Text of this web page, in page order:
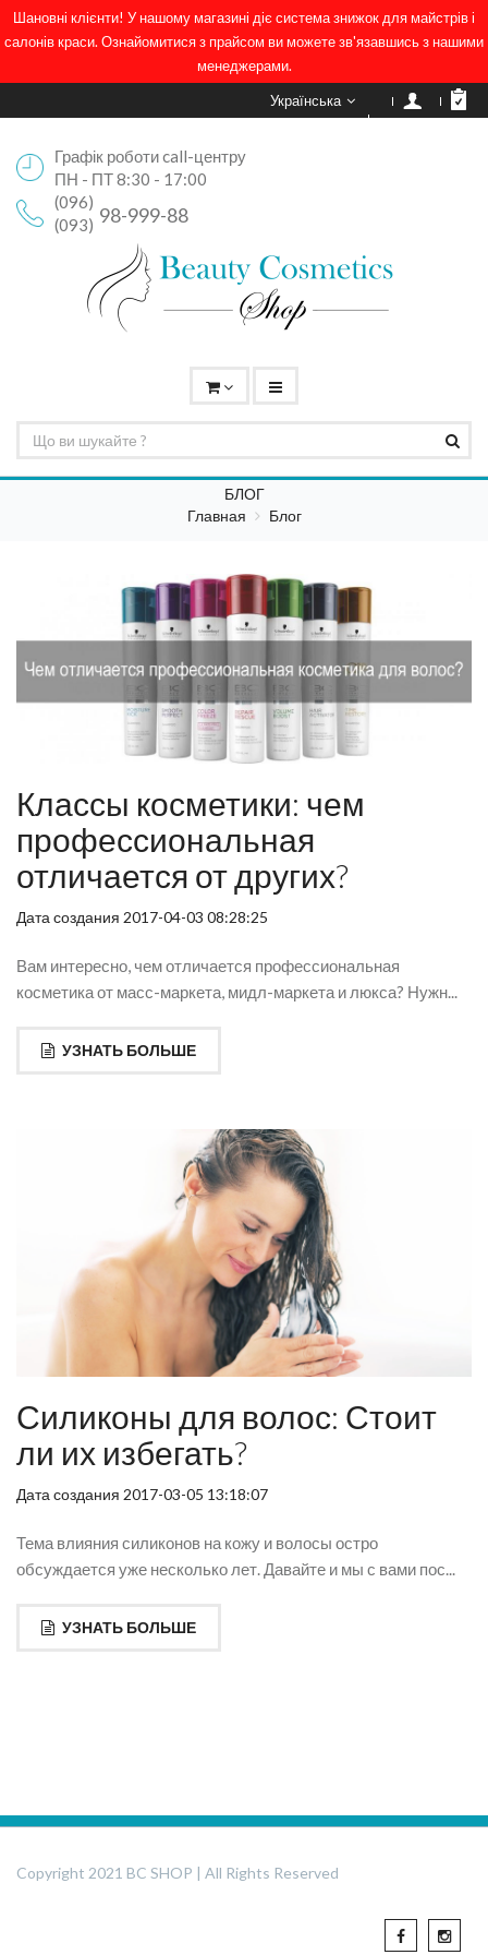
Шановні клієнти! У нашому магазині діє система знижок для майстрів і
салонів краси. Ознайомитися з прайсом ви можете зв'язавшись з нашими
менеджерами.
Українська
Графік роботи call-центру
ПН - ПТ 8:30 - 17:00
(096)
98-999-88
(093)
БЛОГ
Главная
Блог
Классы косметики: чем
профессиональная
отличается от других?
Дата создания 2017-04-03 08:28:25
Вам интересно, чем отличается профессиональная
косметика от масс-маркета, мидл-маркета и люкса? Нужн...
УЗНАТЬ БОЛЬШЕ
Силиконы для волос: Стоит
ли их избегать?
Дата создания 2017-03-05 13:18:07
Тема влияния силиконов на кожу и волосы остро
обсуждается уже несколько лет. Давайте и мы с вами пос...
УЗНАТЬ БОЛЬШЕ
Copyright 2021 BC SHOP | All Rights Reserved